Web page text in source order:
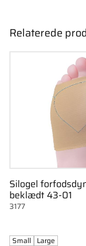
Relaterede
Silogel
beklædt 43-01
3177
Small Large